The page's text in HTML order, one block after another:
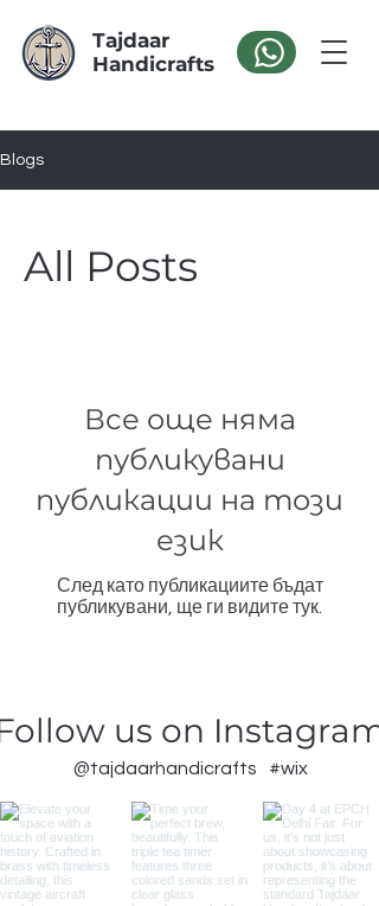
Tajdaar
Handicrafts
Blogs
All Posts
Все още няма
публикувани
публикации на този
език
След като публикациите бъдат
публикувани, ще ги видите тук.
us on Instagram
#wix
@tajdaarhandicrafts